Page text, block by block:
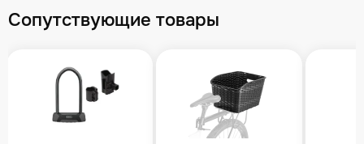
Сопутствующие товары